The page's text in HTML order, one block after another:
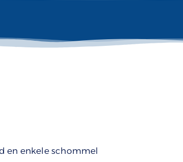
en enkele schommel